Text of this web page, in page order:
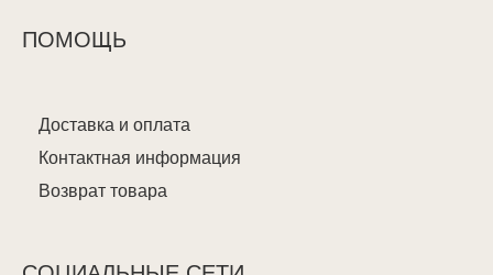
ПОМОЩЬ
Доставка и оплата
Контактная информация
Возврат товара